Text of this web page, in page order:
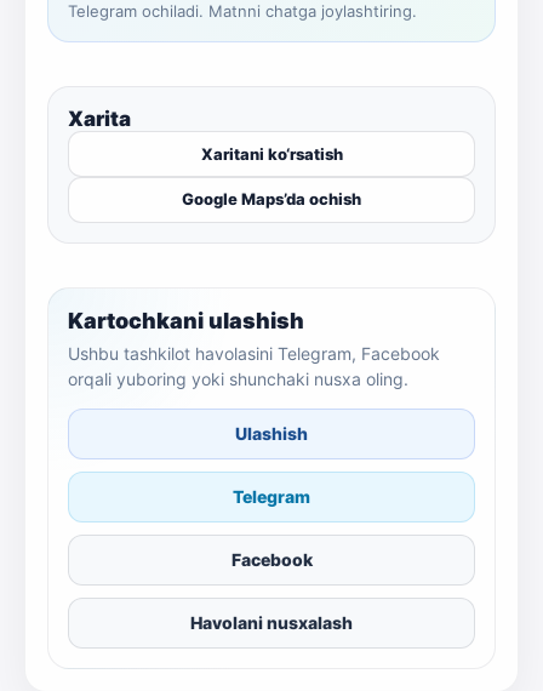
Telegram ochiladi. Matnni chatga joylashtiring.
Xarita
Xaritani ko‘rsatish
Google Maps’da ochish
Kartochkani ulashish
Ushbu tashkilot havolasini Telegram, Facebook
orqali yuboring yoki shunchaki nusxa oling.
Ulashish
Telegram
Facebook
Havolani nusxalash